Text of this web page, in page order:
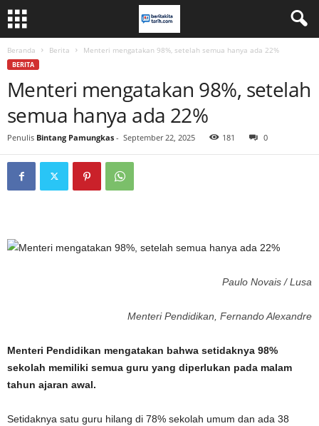
Beranda Berita Menteri mengatakan 98%, setelah semua hanya ada 22%
BERITA
Menteri mengatakan 98%, setelah
semua hanya ada 22%
Penulis Bintang Pamungkas - September 22, 2025 181 0
Paulo Novais / Lusa
Menteri Pendidikan, Fernando Alexandre
Menteri Pendidikan mengatakan bahwa setidaknya 98%
sekolah memiliki semua guru yang diperlukan pada malam
tahun ajaran awal.
Setidaknya satu guru hilang di 78% sekolah umum dan ada 38